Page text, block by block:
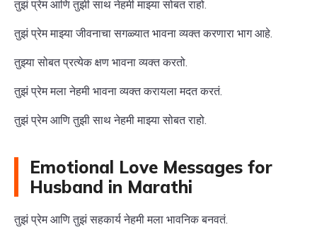
तुझं प्रेम आणि तुझी साथ नेहमी माझ्या सोबत राहो.
तुझं प्रेम माझ्या जीवनाचा सगळ्यात भावना व्यक्त करणारा भाग आहे.
तुझ्या सोबत प्रत्येक क्षण भावना व्यक्त करतो.
तुझं प्रेम मला नेहमी भावना व्यक्त करायला मदत करतं.
तुझं प्रेम आणि तुझी साथ नेहमी माझ्या सोबत राहो.
Emotional Love Messages for
Husband in Marathi
तुझं प्रेम आणि तुझं सहकार्य नेहमी मला भावनिक बनवतं.